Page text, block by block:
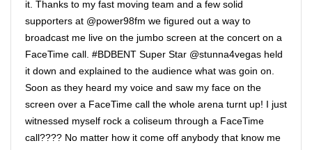
it. Thanks to my fast moving team and a few solid
supporters at @power98fm we figured out a way to
broadcast me live on the jumbo screen at the concert on a
FaceTime call. #BDBENT Super Star @stunna4vegas held
it down and explained to the audience what was goin on.
Soon as they heard my voice and saw my face on the
screen over a FaceTime call the whole arena turnt up! I just
witnessed myself rock a coliseum through a FaceTime
call???? No matter how it come off anybody that know me